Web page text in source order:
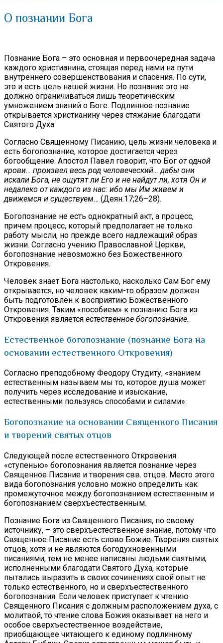
О познании Бога
Познание Бога – это основная и первоочередная задача
каждого христианина, стоящая перед нами на пути
внутреннего совершенствования и спасения. По сути,
это и есть цель нашей жизни. Но познание это не
должно ограничиваться лишь теоретическим
умножением знаний о Боге. Подлинное познание
открывается христианину через стяжание благодати
Святого Духа.
Согласно Священному Писанию, цель жизни человека и
есть богопознание, которое достигается через
богообщение. Апостол Павел говорит, что Бог от одной
крови… произвел весь род человеческий… дабы они
искали Бога, не ощутят ли Его и не найдут ли, хотя Он и
недалеко от каждого из нас: ибо мы Им живем и
движемся и существуем… (Деян.17;26–28).
Богопознание не есть однократный акт, а процесс,
причем процесс, который предполагает не только
работу мысли, но прежде всего надлежащий образ
жизни. Согласно учению Православной Церкви,
богопознание невозможно без Божественного
Откровения.
Человек знает Бога настолько, насколько Сам Бог ему
открывается, но человек каким-то образом должен
быть подготовлен к восприятию Божественного
Откровения. Таким «пособием» к познанию Бога из
Откровения является естественное богопознание.
Естественное богопознание (познание Бога на
основании естественного Откровения)
Согласно преподобному Феодору Студиту, «знанием
естественным называем мы то, которое душа может
получить через исследование и изыскание,
естественными пользуясь способами и силами».
Богопознание на основании Священного Писания
и творений святых отцов
Следующей после естественного Откровения
«ступенью» богопознания является познание через
Священное Писание и творения свв. отцов. Место этого
вида богопознания условно можно определить как
промежуточное между богопознанием естественным и
богопознанием сверхъестественным.
Познание Бога из Священного Писания, по своему
источнику, – это сверхъестественное знание, потому что
Священное Писание есть слово Божие. Творения святых
отцов, хотя и не являются богодухновенными
писаниями, тем не менее написаны людьми святыми,
исполненными благодати Святого Духа, которые
пытались выразить в своих сочинениях свой опыт не
только естественного, но и сверхъестественного
богопознания. Если человек приступает к чтению
Священного Писания с должным расположением духа, с
молитвой, то чтение слова Божия оказывает на него и
особое сверхъестественное воздействие,
приобщающее читающего к единому подлинному